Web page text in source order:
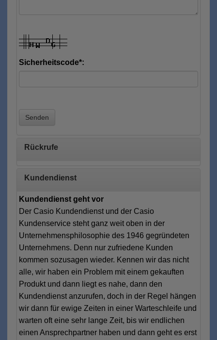
Sicherheitscode*:
Senden
Rückrufe
Kundendienst
Kundendienst geht vor
Der Casio Kundendienst und der Casio
Kundenservice steht ganz weit oben in der
Unternehmensphilosophie des 1946 gegründeten
Unternehmens. Denn nur zufriedene Kunden
kommen sozusagen wieder. Kennen wir das nicht
alle, wir haben ein Problem mit einem gekauften
Produkt und dann liegt es nahe, dann den
Kundendienst anzurufen, doch in der Regel hängen
wir dann für ewige Zeiten in einer Warteschleife und
warten oft eine sehr lange Zeit, bis wir endlichen
einen Ansprechpartner haben und dann geht es erst